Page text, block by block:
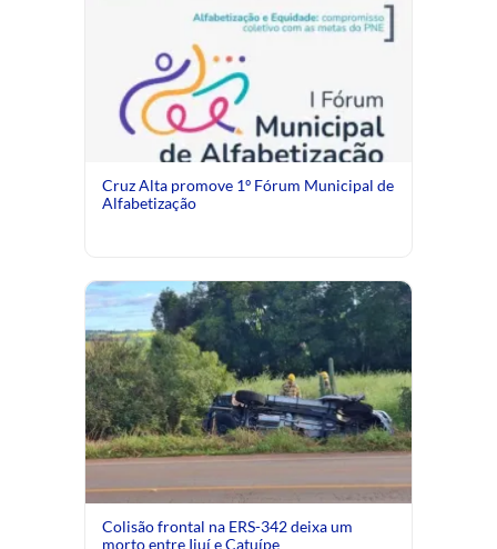
Cruz Alta promove 1º Fórum Municipal de
Alfabetização
Colisão frontal na ERS-342 deixa um
morto entre Ijuí e Catuípe